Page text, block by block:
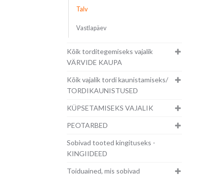
Talv
Vastlapäev
Kõik torditegemiseks vajalik
VÄRVIDE KAUPA
Kõik vajalik tordi kaunistamiseks/
TORDIKAUNISTUSED
KÜPSETAMISEKS VAJALIK
PEOTARBED
Sobivad tooted kingituseks -
KINGIIDEED
Toiduained, mis sobivad